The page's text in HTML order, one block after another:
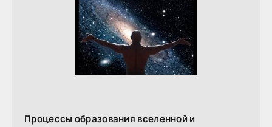
Процессы образования вселенной и